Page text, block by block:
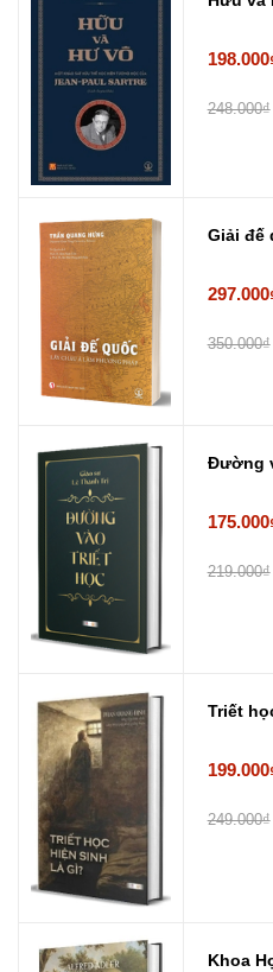
248.000₫
Giải đế
350.000₫
Đường
219.000₫
Triết
249.000₫
Khoa